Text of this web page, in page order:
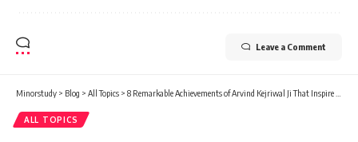
Leave a Comment
Minorstudy > Blog > All Topics > 8 Remarkable Achievements of Arvind Kejriwal Ji That Inspire Change
ALL TOPICS